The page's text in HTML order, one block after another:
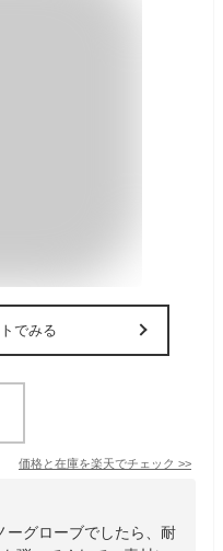
でみる
価格と在庫を楽天でチェック >>
ーグローブでしたら、耐